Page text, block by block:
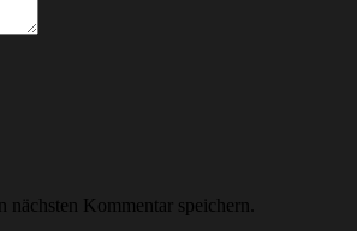
Kommentar speichern.